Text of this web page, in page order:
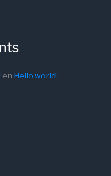
en Hello world!